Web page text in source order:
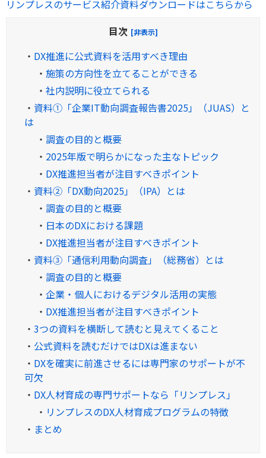
リンプレスのサービス紹介資料ダウンロードはこちらから
目次 [非表示]
・ DX推進に公式資料を活用すべき理由
・ 施策の方向性を立てることができる
・ 社内説明に役立てられる
・ 資料①「企業IT動向調査報告書2025」（JUAS）と
は
・ 調査の目的と概要
・ 2025年版で明らかになった主なトピック
・ DX推進担当者が注目すべきポイント
・ 資料②「DX動向2025」（IPA）とは
・ 調査の目的と概要
・ 日本のDXにおける課題
・ DX推進担当者が注目すべきポイント
・ 資料③「通信利用動向調査」（総務省）とは
・ 調査の目的と概要
・ 企業・個人におけるデジタル活用の実態
・ DX推進担当者が注目すべきポイント
・ 3つの資料を横断して読むと見えてくること
・ 公式資料を読むだけではDXは進まない
・ DXを確実に前進させるには専門家のサポートが不
可欠
・ DX人材育成の専門サポートなら「リンプレス」
・ リンプレスのDX人材育成プログラムの特徴
・ まとめ